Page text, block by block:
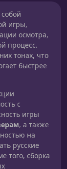
игры,
осмотра,
процесс.
тонах, что
быстрее
с
игры
, а также
на
русские
того, сборка